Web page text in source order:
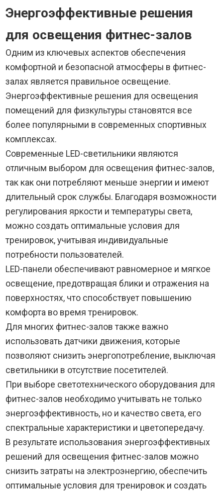
Энергоэффективные решения
для освещения фитнес-залов
Одним из ключевых аспектов обеспечения
комфортной и безопасной атмосферы в фитнес-
залах является правильное освещение.
Энергоэффективные решения для освещения
помещений для физкультуры становятся все
более популярными в современных спортивных
комплексах.
Современные LED-светильники являются
отличным выбором для освещения фитнес-залов,
так как они потребляют меньше энергии и имеют
длительный срок службы. Благодаря возможности
регулирования яркости и температуры света,
можно создать оптимальные условия для
тренировок, учитывая индивидуальные
потребности пользователей.
LED-панели обеспечивают равномерное и мягкое
освещение, предотвращая блики и отражения на
поверхностях, что способствует повышению
комфорта во время тренировок.
Для многих фитнес-залов также важно
использовать датчики движения, которые
позволяют снизить энергопотребление, выключая
светильники в отсутствие посетителей.
При выборе светотехнического оборудования для
фитнес-залов необходимо учитывать не только
энергоэффективность, но и качество света, его
спектральные характеристики и цветопередачу.
В результате использования энергоэффективных
решений для освещения фитнес-залов можно
снизить затраты на электроэнергию, обеспечить
оптимальные условия для тренировок и создать